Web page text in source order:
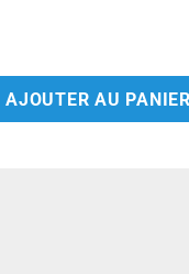
AJOUTER AU PANIER